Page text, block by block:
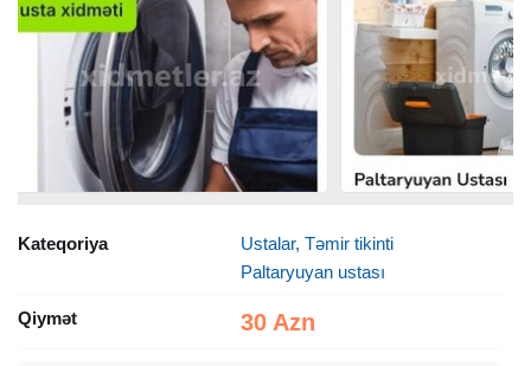
Kateqoriya
Ustalar, Təmir tikinti
Paltaryuyan ustası
Qiymət 30 Azn